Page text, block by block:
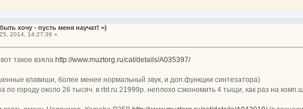
хочу - пусть меня научат! =)
2014, 14:27:36 »
такое взяла http://www.muztorg.ru/cat/details/A035397/
клавиши, более менее нормальный звук, и доп.функции синтезатора)
по городу около 26 тысяч. в rbt.ru 21999р. неплохо сэкономить 4 тыщи, как раз на